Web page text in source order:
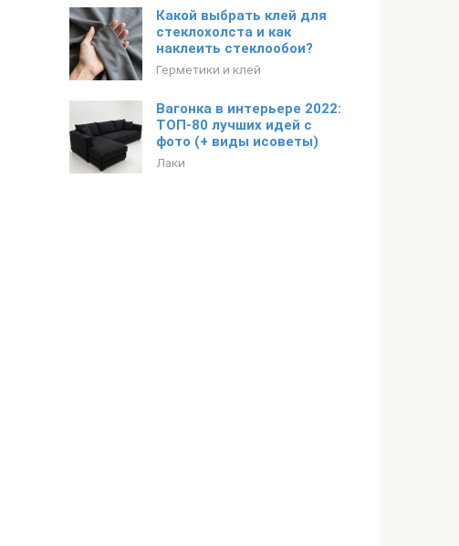
Какой выбрать клей для
стеклохолста и как
наклеить стеклообои?
Герметики и клей
Вагонка в интерьере 2022:
ТОП-80 лучших идей с
фото (+ виды исоветы)
Лаки